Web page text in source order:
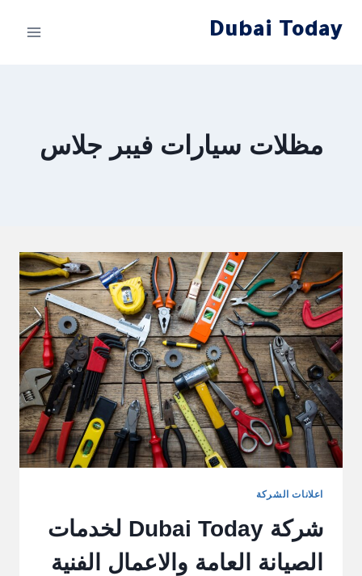
Dubai Today
مظلات سيارات فيبر جلاس
اعلانات الشركة
شركة Dubai Today لخدمات
الصيانة العامة والاعمال الفنية